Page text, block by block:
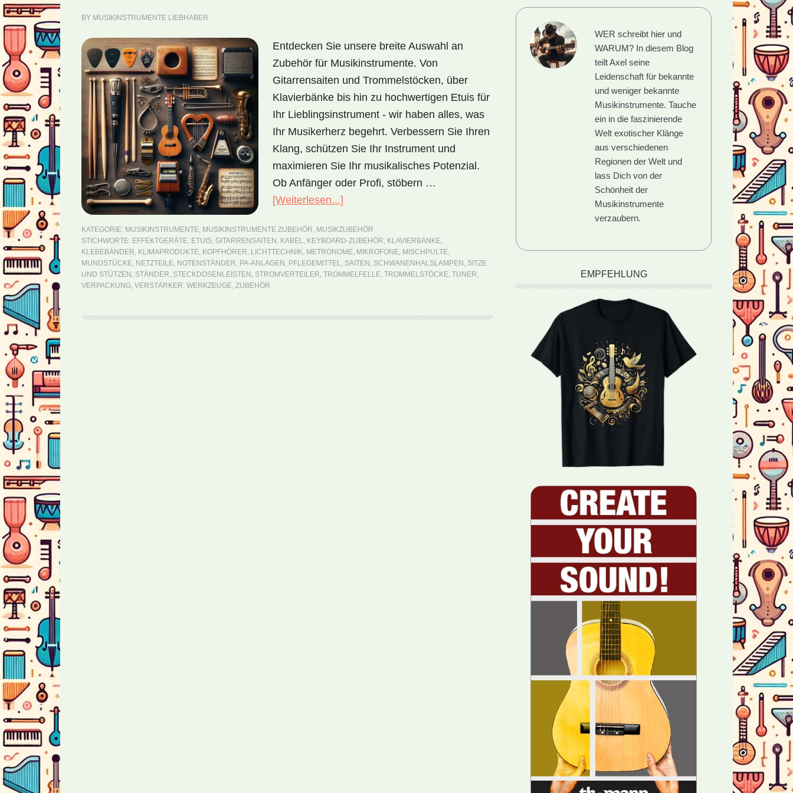
BY MUSIKINSTRUMENTE LIEBHABER
Entdecken Sie unsere breite Auswahl an
Zubehör für Musikinstrumente. Von
Gitarrensaiten und Trommelstöcken, über
Klavierbänke bis hin zu hochwertigen Etuis für
Ihr Lieblingsinstrument - wir haben alles, was
Ihr Musikerherz begehrt. Verbessern Sie Ihren
Klang, schützen Sie Ihr Instrument und
maximieren Sie Ihr musikalisches Potenzial.
Ob Anfänger oder Profi, stöbern …
[Weiterlesen...]
Musikinstrumente
KATEGORIE: MUSIKINSTRUMENTE, MUSIKINSTRUMENTE ZUBEHÖR, MUSIKZUBEHÖR
STICHWORTE: EFFEKTGERÄTE, ETUIS, GITARRENSAITEN , KABEL, KEYBOARD-ZUBEHÖR, KLAVIERBÄNKE,
KLEBEBÄNDER, KLIMAPRODUKTE, KOPFHÖRER, LICHTTECHNIK, METRONOME, MIKROFONE, MISCHPULTE,
MUNDSTÜCKE, NETZTEILE, NOTENSTÄNDER, PA-ANLAGEN , PFLEGEMITTEL, SAITEN , SCHWANENHALSLAMPEN , SITZE
UND STÜTZEN , STÄNDER, STECKDOSENLEISTEN , STROMVERTEILER, TROMMELFELLE, TROMMELSTÖCKE, TUNER,
VERPACKUNG, VERSTÄRKER, WERKZEUGE, ZUBEHÖR
WER schreibt hier und
WARUM?In diesem Blog
teilt Axel seine
Leidenschaft für bekannte
und weniger bekannte
Musikinstrumente. Tauche
ein in die faszinierende
Welt exotischer Klänge
aus verschiedenen
Regionen der Welt und
lass Dich von der
Schönheit der
Musikinstrumente
verzaubern.
EMPFEHLUNG